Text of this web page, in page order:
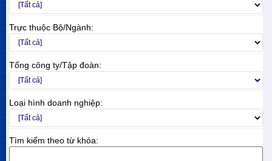
Trực thuộc Bộ/Ngành:
Tổng công ty/Tập đoàn:
Loại hình doanh nghiệp:
Tìm kiếm theo từ khóa: